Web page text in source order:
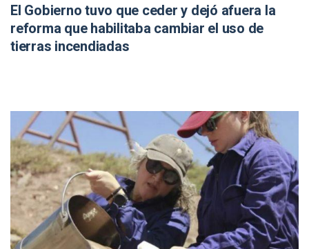
El Gobierno tuvo que ceder y dejó afuera la
reforma que habilitaba cambiar el uso de
tierras incendiadas